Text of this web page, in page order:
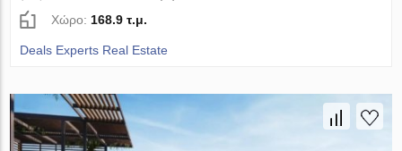
Χώρο:168.9 τ.μ.
Deals Experts Real Estate